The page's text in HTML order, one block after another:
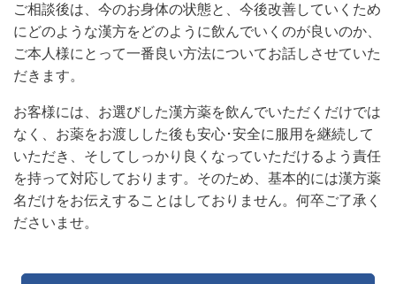
ご相談後は、今のお身体の状態と、今後改善していくため
にどのような漢方をどのように飲んでいくのが良いのか、
ご本人様にとって一番良い方法についてお話しさせていた
だきます。
お客様には、お選びした漢方薬を飲んでいただくだけでは
なく、お薬をお渡しした後も安心･安全に服用を継続して
いただき、そしてしっかり良くなっていただけるよう責任
を持って対応しております。 そのため、基本的には漢方薬
名だけをお伝えすることはしておりません。 何卒ご了承く
ださいませ。